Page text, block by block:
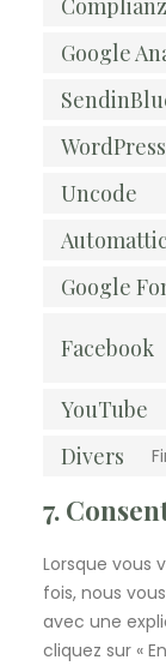
Google
WordPress
Uncode
Automattic
Google
Facebook
YouTube
Divers
7.
Lorsque vous
fois, nous
avec une
cliquez sur «